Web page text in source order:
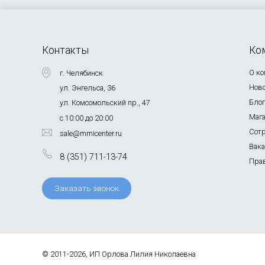
Контакты
г. Челябинск
ул. Энгельса, 36
ул. Комсомольский пр., 47
с 10:00 до 20:00
sale@mmicenter.ru
8 (351) 711-13-74
Заказать звонок
О
Блог
© 2011-2026, ИП Орлова Лилия Николаевна